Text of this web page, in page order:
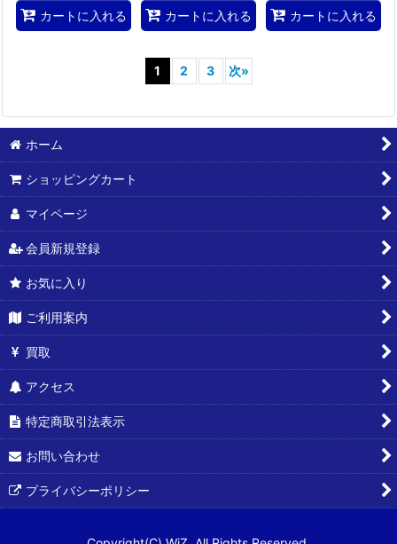
カートに入れる カートに入れる カートに入れる
1 2 3 次»
ホーム
ショッピングカート
マイページ
会員新規登録
お気に入り
ご利用案内
買取
アクセス
特定商取引法表示
お問い合わせ
プライバシーポリシー